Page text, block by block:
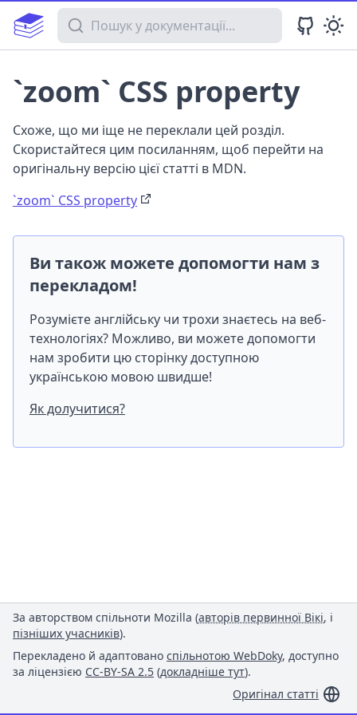
Пошук у документації
`zoom` CSS property
Схоже, що ми іще не переклали цей розділ.
Скористайтеся цим посиланням, щоб перейти на
оригінальну версію цієї статті в MDN.
`zoom` CSS property
Ви також можете допомогти нам з
перекладом!
Розумієте англійську чи трохи знаєтесь на веб-
технологіях? Можливо, ви можете допомогти
нам зробити цю сторінку доступною
українською мовою швидше!
Як долучитися?
За авторством спільноти Mozilla (авторів первинної Вікі, і
пізніших учасників).
Перекладено й адаптовано спільнотою WebDoky, доступно
за ліцензією CC-BY-SA 2.5 (докладніше тут).
Оригінал статті